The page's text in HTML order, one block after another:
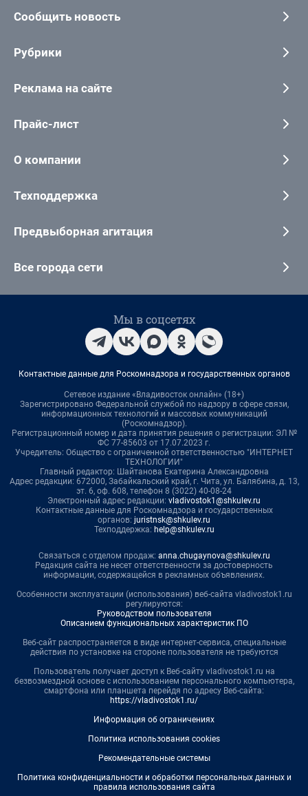
Сообщить новость
Рубрики
Реклама на сайте
Прайс-лист
О компании
Техподдержка
Предвыборная агитация
Все города сети
Мы в соцсетях
Контактные данные для Роскомнадзора и государственных органов
Сетевое издание «Владивосток онлайн» (18+)
Зарегистрировано Федеральной службой по надзору в сфере связи,
информационных технологий и массовых коммуникаций
(Роскомнадзор).
Регистрационный номер и дата принятия решения о регистрации: ЭЛ №
ФС 77-85603 от 17.07.2023 г.
Учредитель: Общество с ограниченной ответственностью "ИНТЕРНЕТ
ТЕХНОЛОГИИ"
Главный редактор: Шайтанова Екатерина Александровна
Адрес редакции: 672000, Забайкальский край, г. Чита, ул. Балябина, д. 13,
эт. 6, оф. 608, телефон 8 (3022) 40-08-24
Электронный адрес редакции: vladivostok1@shkulev.ru
Контактные данные для Роскомнадзора и государственных
органов: juristnsk@shkulev.ru
Техподдержка: help@shkulev.ru
Связаться с отделом продаж: anna.chugaynova@shkulev.ru
Редакция сайта не несет ответственности за достоверность
информации, содержащейся в рекламных объявлениях.
Особенности эксплуатации (использования) веб-сайта vladivostok1.ru
регулируются:
Руководством пользователя
Описанием функциональных характеристик ПО
Веб-сайт распространяется в виде интернет-сервиса, специальные
действия по установке на стороне пользователя не требуются
Пользователь получает доступ к Веб-сайту vladivostok1.ru на
безвозмездной основе с использованием персонального компьютера,
смартфона или планшета перейдя по адресу Веб-сайта:
https://vladivostok1.ru/
Информация об ограничениях
Политика использования cookies
Рекомендательные системы
Политика конфиденциальности и обработки персональных данных и
правила использования сайта